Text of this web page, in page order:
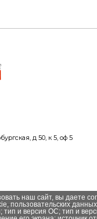
д 50, к 5, оф 5
наш сайт, вы даете
пользовательских
тип и версия ОС; тип и